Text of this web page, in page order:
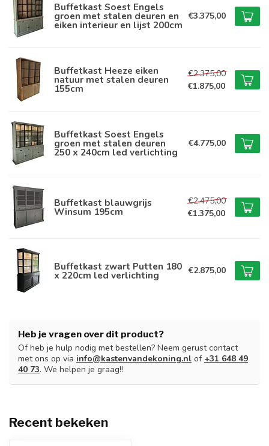
Buffetkast Soest Engels
groen met stalen deuren en
eiken interieur en lijst 200cm
€3.375,00
Buffetkast Heeze eiken
natuur met stalen deuren
155cm
€2.375,00
€1.875,00
Buffetkast Soest Engels
groen met stalen deuren
250 x 240cm led verlichting
€4.775,00
Buffetkast blauwgrijs
Winsum 195cm
€2.475,00
€1.375,00
Buffetkast zwart Putten 180
x 220cm led verlichting €2.875,00
Heb je vragen over dit product?
Of heb je hulp nodig met bestellen? Neem gerust contact
met ons op via info@kastenvandekoning.nl of +31 648 49
40 73. We helpen je graag!!
Recent bekeken